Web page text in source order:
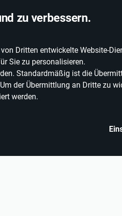
zu verbessern.
Dritten entwickelte Website-
Sie zu personalisieren.
Standardmäßig ist die
der Übermittlung an Dritte zu
werden.
WEINWELT